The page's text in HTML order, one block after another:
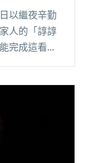
以繼夜辛勤
人的「諄諄
完成這看似
心弦的演
Nico到旅美